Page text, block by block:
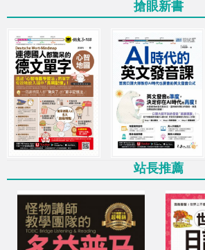
最低69折起，多買多優惠
11月超殺優惠！日韓外語樣樣行
學習檢定全攻略！
11月超殺優惠！從英文新手到高手
全年零、全方位能力突破！
搶眼新書
站長推薦